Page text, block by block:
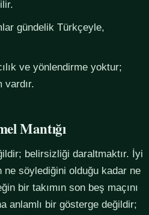
gündelik Türkçeyle,
ve yönlendirme yoktur;
vardır.
Mantığı
belirsizliği daraltmaktır. İyi
söylediğini olduğu kadar ne
bir takımın son beş maçını
anlamlı bir gösterge değildir;